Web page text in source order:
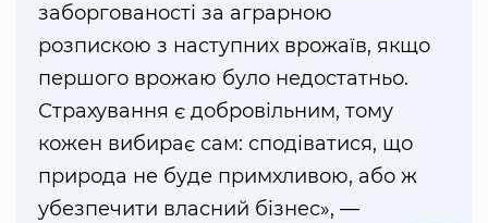
заборгованості за аграрною
розпискою з наступних врожаїв, якщо
першого врожаю було недостатньо.
Страхування є добровільним, тому
кожен вибирає сам: сподіватися, що
природа не буде примхливою, або ж
убезпечити власний бізнес», —